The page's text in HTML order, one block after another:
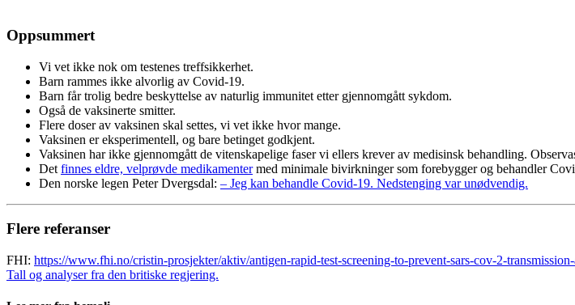
Oppsummert
Vi vet ikke nok om testenes treffsikkerhet.
Barn rammes ikke alvorlig av Covid-19.
Barn får trolig bedre beskyttelse av naturlig immunitet etter gjennomgått sykdom.
Også de vaksinerte smitter.
Flere doser av vaksinen skal settes, vi vet ikke hvor mange.
Vaksinen er eksperimentell, og bare betinget godkjent.
Vaksinen har ikke gjennomgått de vitenskapelige faser vi ellers krever av medisinsk behandling.
Det finnes eldre, velprøvde medikamentermed minimale bivirkninger som forebygger og behandler
Den norske legen Peter Dvergsdal: – Jeg kan behandle Covid-19. Nedstenging var unødvendig.
Flere referanser
FHI: https://www.fhi.no/cristin-prosjekter/aktiv/antigen-rapid-test-screening-to-prevent-sars-cov-2-transmission-
Tall og analyser fra den britiske regjering.